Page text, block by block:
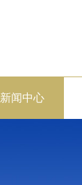
新闻中心